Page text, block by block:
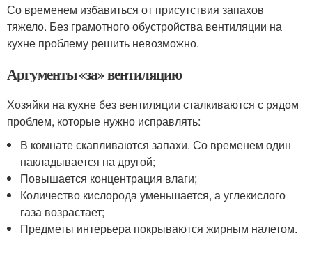
Со временем избавиться от присутствия запахов
тяжело. Без грамотного обустройства вентиляции на
кухне проблему решить невозможно.
Аргументы «за» вентиляцию
Хозяйки на кухне без вентиляции сталкиваются с рядом
проблем, которые нужно исправлять:
В комнате скапливаются запахи. Со временем один
накладывается на другой;
Повышается концентрация влаги;
Количество кислорода уменьшается, а углекислого
газа возрастает;
Предметы интерьера покрываются жирным налетом.